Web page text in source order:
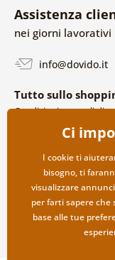
Assistenza
nei giorni lavorativi
info@dovido.it
Tutto sullo
Condizioni generali di
Politica sulla privacy
Opzioni di spedizione e
pagamento
Reso della merce
Ci
I cookie ti
bisogno, ti
visualizzare
per farti sapere
base alle tue